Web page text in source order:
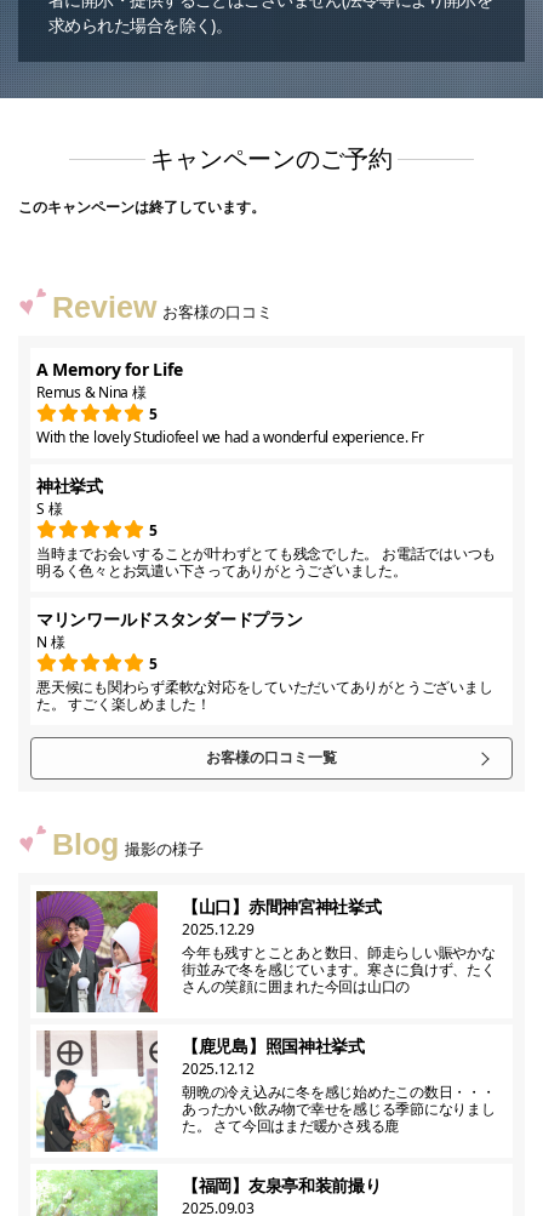
求められた場合を除く)。
キャンペーンのご予約
このキャンペーンは終了しています。
Review お客様の口コミ
A Memory for Life
Remus & Nina 様
5
With the lovely Studiofeel we had a wonderful experience. Fr
神社挙式
S 様
5
当時までお会いすることが叶わずとても残念でした。 お電話ではいつも
明るく色々とお気遣い下さってありがとうございました。
マリンワールドスタンダードプラン
N 様
5
悪天候にも関わらず柔軟な対応をしていただいてありがとうございまし
た。 すごく楽しめました！
お客様の口コミ一覧
Blog 撮影の様子
【山口】赤間神宮神社挙式
2025.12.29
今年も残すとことあと数日、師走らしい賑やかな
街並みで冬を感じています。寒さに負けず、たく
さんの笑顔に囲まれた今回は山口の
【鹿児島】照国神社挙式
2025.12.12
朝晩の冷え込みに冬を感じ始めたこの数日・・・
あったかい飲み物で幸せを感じる季節になりまし
た。 さて今回はまだ暖かさ残る鹿
【福岡】友泉亭和装前撮り
2025.09.03